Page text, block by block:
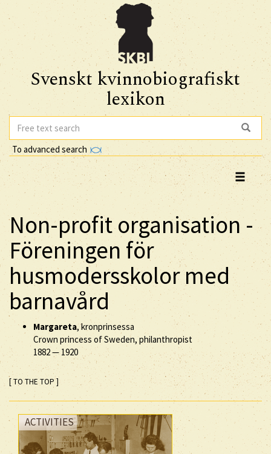
Svenskt kvinnobiografiskt
lexikon
To advanced search
Non-profit organisation -
Föreningen för
husmodersskolor med
barnavård
Margareta, kronprinsessa
Crown princess of Sweden, philanthropist
1882— 1920
[ TO THE TOP ]
ACTIVITIES